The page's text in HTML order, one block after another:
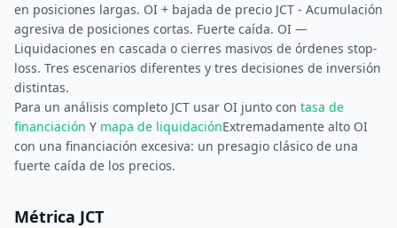
en posiciones largas. OI + bajada de precio JCT - Acumulación
agresiva de posiciones cortas. Fuerte caída. OI —
Liquidaciones en cascada o cierres masivos de órdenes stop-
loss. Tres escenarios diferentes y tres decisiones de inversión
distintas.
Para un análisis completo JCT usar OI junto con tasa de
financiación Y mapa de liquidaciónExtremadamente alto OI
con una financiación excesiva: un presagio clásico de una
fuerte caída de los precios.
Métrica JCT